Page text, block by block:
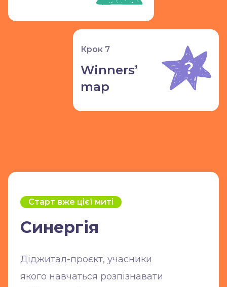
за досягнення
Крок 7
Winners’
map
Старт вже цієї миті
Синергія
Діджитал-проєкт, учасники
якого навчаться розпізнавати